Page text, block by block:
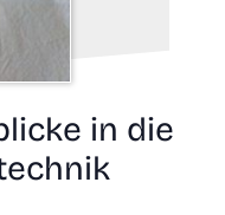
in die